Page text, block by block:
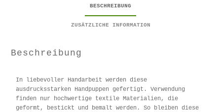
BESCHREIBUNG
ZUSÄTZLICHE INFORMATION
Beschreibung
In liebevoller Handarbeit werden diese
ausdrucksstarken Handpuppen gefertigt. Verwendung
finden nur hochwertige textile Materialien, die
geformt, bestickt und bemalt werden. So bleiben diese